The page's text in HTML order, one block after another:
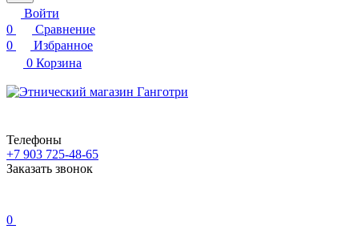
Войти
0
Сравнение
0
Избранное
0 Корзина
Телефоны
+7 903 725-48-65
Заказать звонок
0